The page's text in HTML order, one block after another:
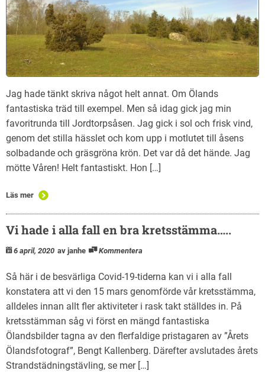
Jag hade tänkt skriva något helt annat. Om Ölands
fantastiska träd till exempel. Men så idag gick jag min
favoritrunda till Jordtorpsåsen. Jag gick i sol och frisk vind,
genom det stilla hässlet och kom upp i motlutet till åsens
solbadande och gräsgröna krön. Det var då det hände. Jag
mötte Våren! Helt fantastiskt. Hon […]
Läs mer
Vi hade i alla fall en bra kretsstämma…..
6 april, 2020 av janhe Kommentera
Så här i de besvärliga Covid-19-tiderna kan vi i alla fall
konstatera att vi den 15 mars genomförde vår kretsstämma,
alldeles innan allt fler aktiviteter i rask takt ställdes in. På
kretsstämman såg vi först en mängd fantastiska
Ölandsbilder tagna av den flerfaldige pristagaren av ”Årets
Ölandsfotograf”, Bengt Kallenberg. Därefter avslutades årets
Strandstädningstävling, se mer […]